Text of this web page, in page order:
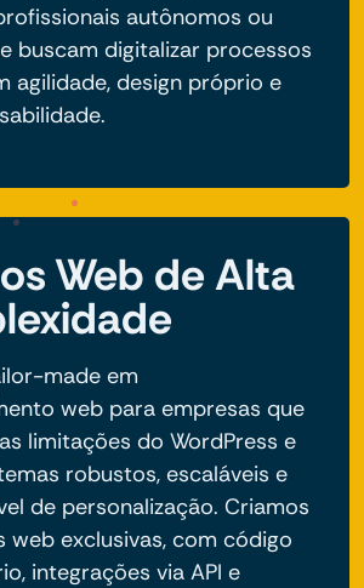
autônomos ou
buscam digitalizar processos
agilidade, design próprio e
Web de Alta
made em
web para empresas que
limitações do WordPress e
robustos, escaláveis e
de personalização. Criamos
web exclusivas, com código
integrações via API e